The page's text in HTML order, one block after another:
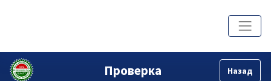
Проверка Назад